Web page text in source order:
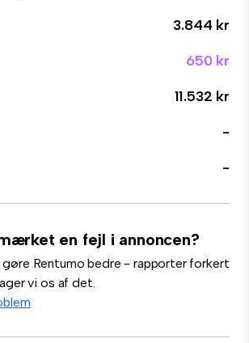
3.844 kr
650 kr
11.532 kr
-
-
en fejl i annoncen?
Rentumo bedre - rapporter forkert
vi os af det.